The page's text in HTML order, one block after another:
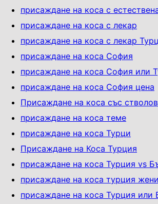
присаждане на коса с
присаждане на коса с лекар
присаждане на коса с лекар
присаждане на коса София
присаждане на коса София или
присаждане на коса София цена
Присаждане на коса със
присаждане на коса теме
присаждане на коса Турци
Присаждане на Коса Турция
присаждане на коса Турция vs
присаждане на коса турция жени
присаждане на коса Турция или